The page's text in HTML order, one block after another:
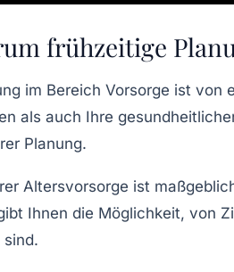
frühzeitige
im Bereich Vorsorge ist von
als auch Ihre
Planung.
Altersvorsorge ist
Ihnen die Möglichkeit, von